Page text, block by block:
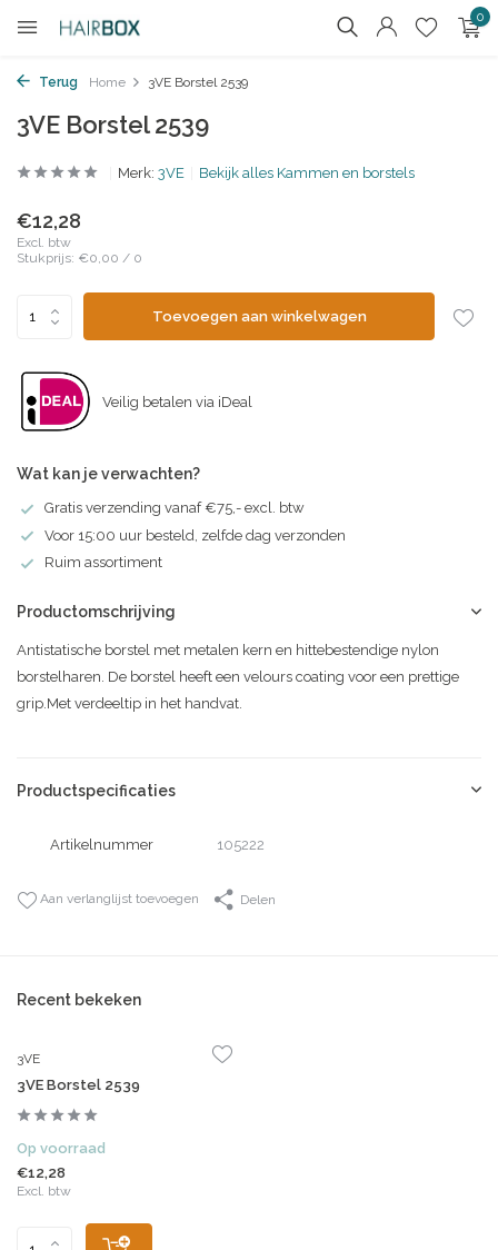
0
Terug Home 3VE Borstel 2539
3VE Borstel 2539
Merk: 3VE Bekijk alles Kammen en borstels
€12,28
Excl. btw
Stukprijs: €0,00 / 0
Toevoegen aan winkelwagen
Veilig betalen via iDeal
Wat kan je verwachten?
Gratis verzending vanaf €75,- excl. btw
Voor 15:00 uur besteld, zelfde dag verzonden
Ruim assortiment
Productomschrijving
Antistatische borstel met metalen kern en hittebestendige nylon
borstelharen. De borstel heeft een velours coating voor een prettige
grip.Met verdeeltip in het handvat.
Productspecificaties
Artikelnummer 105222
Aan verlanglijst toevoegen Delen
Recent bekeken
3VE
3VE Borstel 2539
Op voorraad
€12,28
Excl. btw